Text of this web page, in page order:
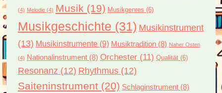
(4) Melodie(4) Musik (19) Musikgenres (6)
Musikgeschichte (31) Musikinstrument
(13) Musikinstrumente(9) Musiktradition(8) Naher Osten
(4) Nationalinstrument(8) Orchester(11) Qualität(6)
Resonanz (12) Rhythmus(12)
Saiteninstrument(20) Schlaginstrument(8)